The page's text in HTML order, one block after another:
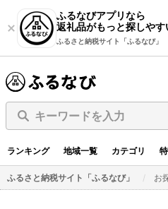
ふるなびアプリなら
返礼品がもっと探しやす
ふるさと納税サイト「ふるなび」
キーワードを入力
ランキング 地域一覧 カテゴリ
ふるさと納税サイト「ふるなび」 お